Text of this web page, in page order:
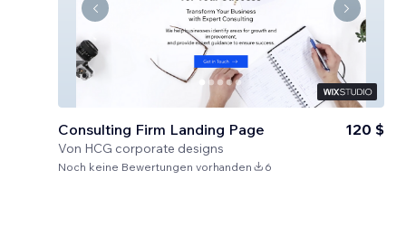
Consulting Firm Landing Page
Von HCG corporate designs
120 $
Noch keine Bewertungen vorhanden 6